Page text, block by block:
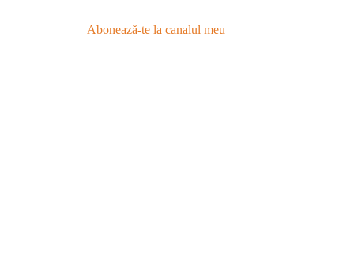
Abonează-te la canalul meu